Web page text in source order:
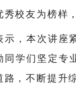
校友为榜样
示，本次讲座
同学们坚定专
，不断提升